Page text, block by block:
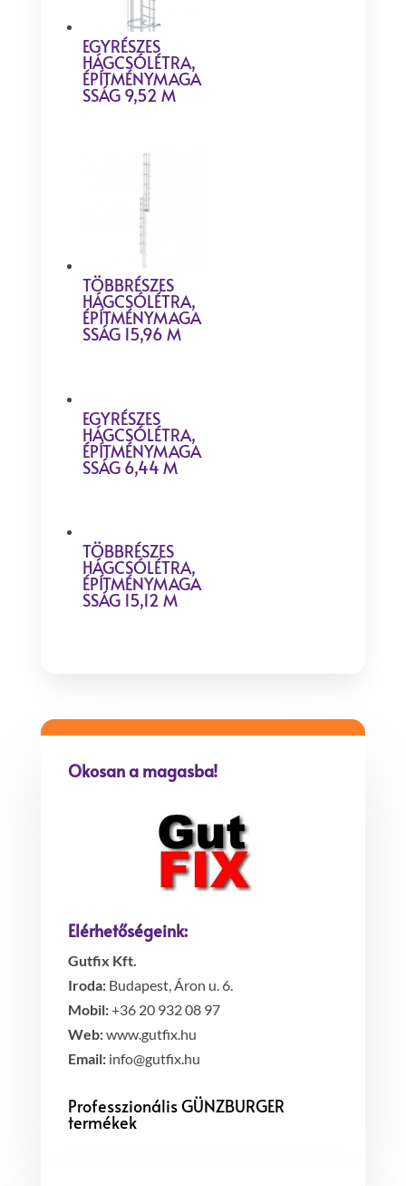
EGYRÉSZES
HÁGCSÓLÉTRA,
ÉPÍTMÉNYMAGA
SSÁG 9,52 M
TÖBBRÉSZES
HÁGCSÓLÉTRA,
ÉPÍTMÉNYMAGA
SSÁG 15,96 M
EGYRÉSZES
HÁGCSÓLÉTRA,
ÉPÍTMÉNYMAGA
SSÁG 6,44 M
TÖBBRÉSZES
HÁGCSÓLÉTRA,
ÉPÍTMÉNYMAGA
SSÁG 15,12 M
Okosan a magasba!
Elérhetőségeink:
Gutfix Kft.
Iroda:Budapest, Áron u. 6.
Mobil:+36 20 932 08 97
Web:www.gutfix.hu
Email: info@gutfix.hu
Professzionális GÜNZBURGER
termékek